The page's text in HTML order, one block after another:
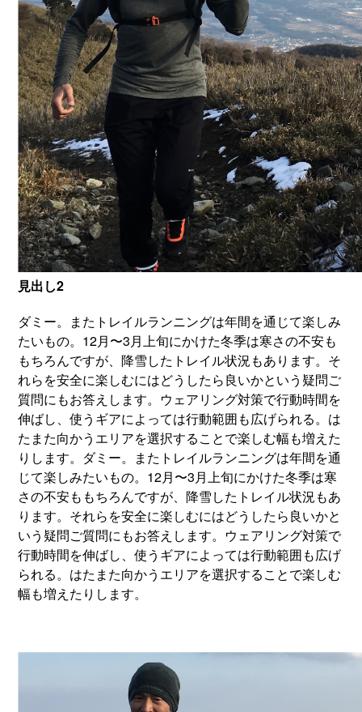
見出し2
ダミー。またトレイルランニングは年間を通じて楽しみ
たいもの。12月〜3月上旬にかけた冬季は寒さの不安も
もちろんですが、降雪したトレイル状況もあります。そ
れらを安全に楽しむにはどうしたら良いかという疑問ご
質問にもお答えします。ウェアリング対策で行動時間を
伸ばし、使うギアによっては行動範囲も広げられる。は
たまた向かうエリアを選択することで楽しむ幅も増えた
りします。ダミー。またトレイルランニングは年間を通
じて楽しみたいもの。12月〜3月上旬にかけた冬季は寒
さの不安ももちろんですが、降雪したトレイル状況もあ
ります。それらを安全に楽しむにはどうしたら良いかと
いう疑問ご質問にもお答えします。ウェアリング対策で
行動時間を伸ばし、使うギアによっては行動範囲も広げ
られる。はたまた向かうエリアを選択することで楽しむ
幅も増えたりします。